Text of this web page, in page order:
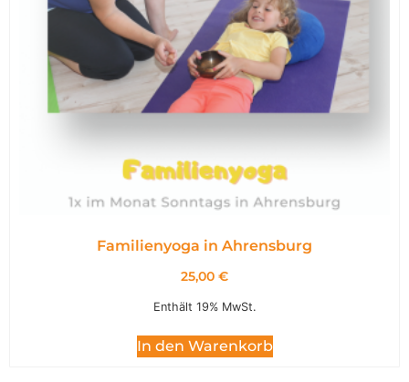
Familienyoga in Ahrensburg
25,00 €
Enthält 19% MwSt.
In den Warenkorb